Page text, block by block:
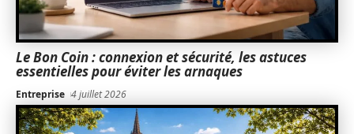
Le Bon Coin : connexion et sécurité, les astuces
essentielles pour éviter les arnaques
Entreprise 4 juillet 2026